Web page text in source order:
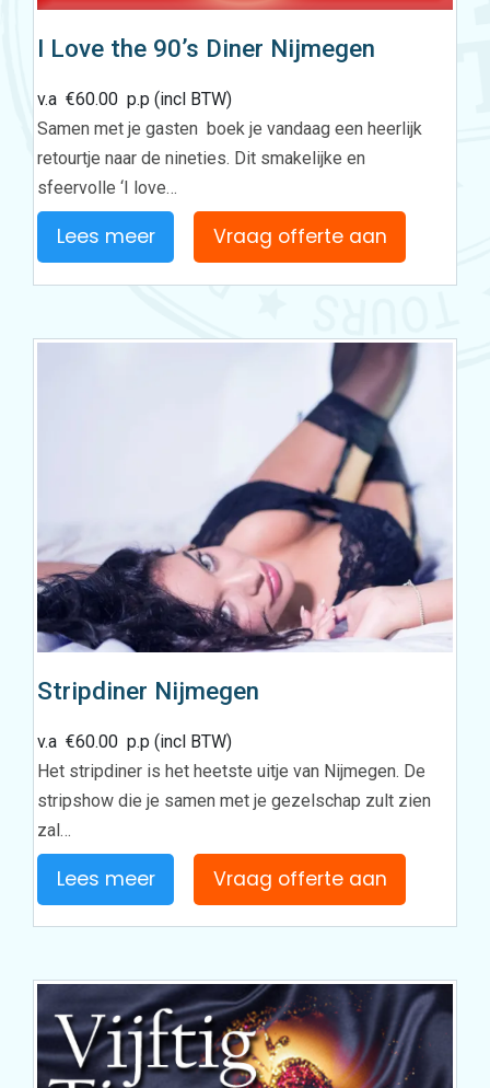
I Love the 90’s Diner Nijmegen
v.a€60.00 p.p (incl BTW)
Samen met je gasten boek je vandaag een heerlijk
retourtje naar de nineties. Dit smakelijke en
sfeervolle ‘I love…
Lees meer Vraag offerte aan
Stripdiner Nijmegen
v.a€60.00 p.p (incl BTW)
Het stripdiner is het heetste uitje van Nijmegen. De
stripshow die je samen met je gezelschap zult zien
zal…
Lees meer Vraag offerte aan